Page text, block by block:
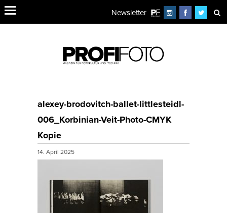
Newsletter
alexey-brodovitch-ballet-littlesteidl-
006_Korbinian-Veit-Photo-CMYK
Kopie
14. April 2025